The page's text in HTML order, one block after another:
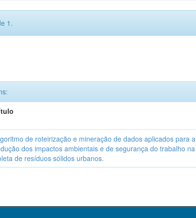
1.
de roteirização e mineração de dados aplicados para a
dos impactos ambientais e de segurança do trabalho na
de resíduos sólidos urbanos.